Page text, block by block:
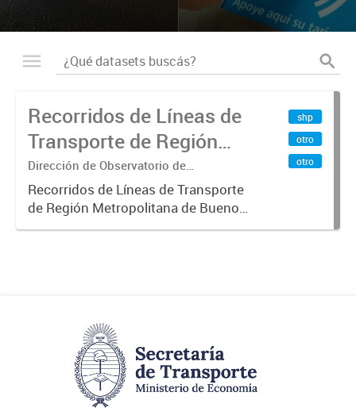
Recorridos de Líneas de
Transporte de Región
Metropolitana de
Buenos Aires (RMBA)
Dirección de Observatorio de
Transporte, Estudio y Sistemas
Recorridos de Líneas de Transporte
de Región Metropolitana de Buenos
Aires (RMBA).-
shp
otro
otro